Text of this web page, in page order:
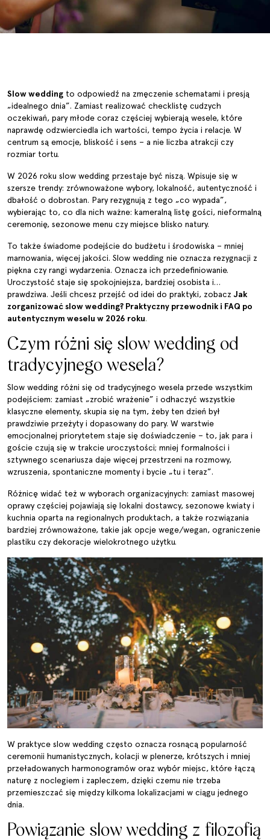
Slow wedding to odpowiedź na zmęczenie schematami i presją
„idealnego dnia”. Zamiast realizować checklistę cudzych
oczekiwań, pary młode coraz częściej wybierają wesele, które
naprawdę odzwierciedla ich wartości, tempo życia i relacje. W
centrum są emocje, bliskość i sens – a nie liczba atrakcji czy
rozmiar tortu.
W 2026 roku slow wedding przestaje być niszą. Wpisuje się w
szersze trendy: zrównoważone wybory, lokalność, autentyczność i
dbałość o dobrostan. Pary rezygnują z tego „co wypada”,
wybierając to, co dla nich ważne: kameralną listę gości, nieformalną
ceremonię, sezonowe menu czy miejsce blisko natury.
To także świadome podejście do budżetu i środowiska – mniej
marnowania, więcej jakości. Slow wedding nie oznacza rezygnacji z
piękna czy rangi wydarzenia. Oznacza ich przedefiniowanie.
Uroczystość staje się spokojniejsza, bardziej osobista i…
prawdziwa. Jeśli chcesz przejść od idei do praktyki, zobaczJak
zorganizować slow wedding? Praktyczny przewodnik i FAQ po
autentycznym weselu w 2026 roku.
Czym różni się slow wedding od
tradycyjnego wesela?
Slow wedding różni się od tradycyjnego wesela przede wszystkim
podejściem: zamiast „zrobić wrażenie” i odhaczyć wszystkie
klasyczne elementy, skupia się na tym, żeby ten dzień był
prawdziwie przeżyty i dopasowany do pary. W warstwie
emocjonalnej priorytetem staje się doświadczenie – to, jak para i
goście czują się w trakcie uroczystości; mniej formalności i
sztywnego scenariusza daje więcej przestrzeni na rozmowy,
wzruszenia, spontaniczne momenty i bycie „tu i teraz”.
Różnicę widać też w wyborach organizacyjnych: zamiast masowej
oprawy częściej pojawiają się lokalni dostawcy, sezonowe kwiaty i
kuchnia oparta na regionalnych produktach, a także rozwiązania
bardziej zrównoważone, takie jak opcje wege/wegan, ograniczenie
plastiku czy dekoracje wielokrotnego użytku.
W praktyce slow wedding często oznacza rosnącą popularność
ceremonii humanistycznych, kolacji w plenerze, krótszych i mniej
przeładowanych harmonogramów oraz wybór miejsc, które łączą
naturę z noclegiem i zapleczem, dzięki czemu nie trzeba
przemieszczać się między kilkoma lokalizacjami w ciągu jednego
dnia.
Powiązanie slow wedding z filozofią